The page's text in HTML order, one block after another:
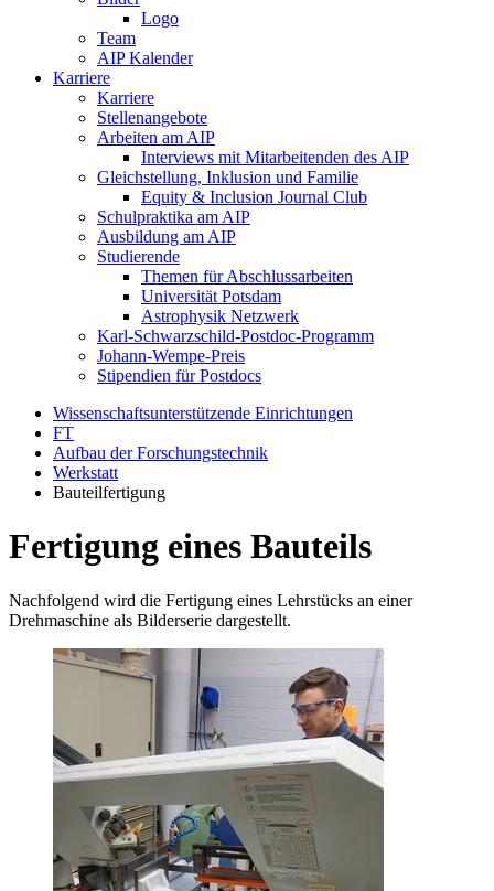
Logo
Team
AIP Kalender
Karriere
Karriere
Stellenangebote
Arbeiten am AIP
Interviews mit Mitarbeitenden des AIP
Gleichstellung, Inklusion und Familie
Equity & Inclusion Journal Club
Schulpraktika am AIP
Ausbildung am AIP
Studierende
Themen für Abschlussarbeiten
Universität Potsdam
Astrophysik Netzwerk
Karl-Schwarzschild-Postdoc-Programm
Johann-Wempe-Preis
Stipendien für Postdocs
Wissenschaftsunterstützende Einrichtungen
FT
Aufbau der Forschungstechnik
Werkstatt
Bauteilfertigung
Fertigung eines Bauteils
Nachfolgend wird die Fertigung eines Lehrstücks an einer
Drehmaschine als Bilderserie dargestellt.